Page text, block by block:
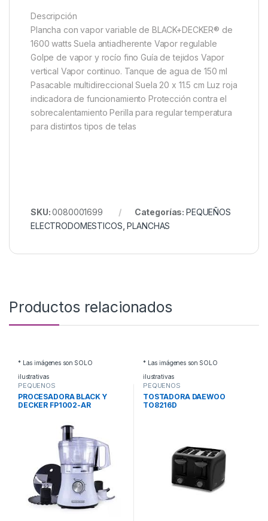
Descripción
Plancha con vapor variable de BLACK+DECKER® de
1600 watts Suela antiadherente Vapor regulable
Golpe de vapor y rocío fino Guía de tejidos Vapor
vertical Vapor continuo. Tanque de agua de 150 ml
Pasacable multidireccional Suela 20 x 11.5 cm Luz roja
indicadora de funcionamiento Protección contra el
sobrecalentamiento Perilla para regular temperatura
para distintos tipos de telas
SKU:0080001699 Categorías: PEQUEÑOS
ELECTRODOMESTICOS ,PLANCHAS
Productos relacionados
* Las imágenes son SOLO
ilustrativas
PEQUEÑOS
ELECTRODOMESTICOS,
PROCESADORAS Y PICADORAS
PROCESADORA BLACK Y
DECKER FP1002-AR
* Las imágenes son SOLO
ilustrativas
PEQUEÑOS
ELECTRODOMESTICOS ,
TOSTADORAS
TOSTADORA DAEWOO
TO8216D